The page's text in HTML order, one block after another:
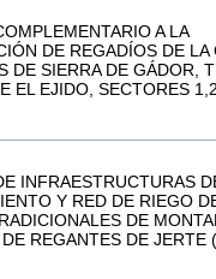
A LA
DE REGADÍOS DE LA
DE SIERRA DE GÁDOR,
EL EJIDO, SECTORES
INFRAESTRUCTURAS
Y RED DE RIEGO
DE
REGANTES DE JERTE